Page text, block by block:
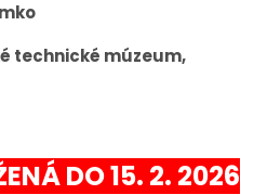
technické múzeum,
DO 15. 2. 2026